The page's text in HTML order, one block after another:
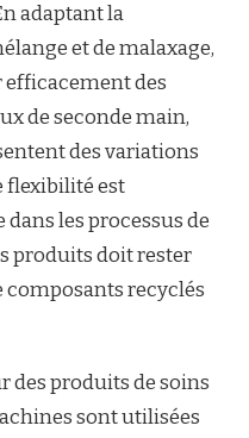
adaptant la
et de malaxage,
des
de seconde main,
des variations
flexibilité est
les processus de
produits doit rester
composants recyclés
des produits de soins
sont utilisées